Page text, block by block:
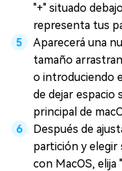
"+" situado
representa tus
Aparecerá una
tamaño
o introduciendo
de dejar espacio
principal de
Después de
partición y elegir
con MacOS, elija